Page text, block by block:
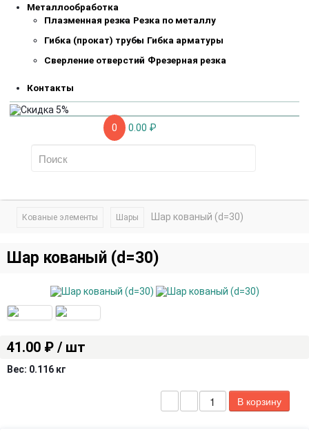
Металлообработка
Плазменная резка Резка по металлу
Гибка (прокат) трубы Гибка арматуры
Сверление отверстий Фрезерная резка
Контакты
0 0.00 ₽
Кованые элементы Шары Шар кованый (d=30)
Шар кованый (d=30)
41.00 ₽ / шт
Вес: 0.116 кг